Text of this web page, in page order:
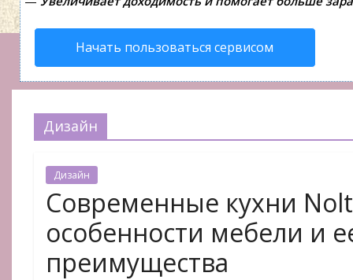
Начать пользоваться сервисом
Дизайн
Дизайн
Современные кухни
особенности мебели и
преимущества